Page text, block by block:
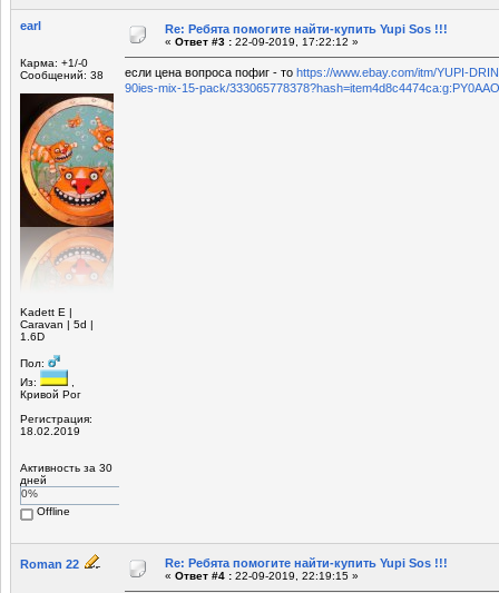
earl
Карма: +1/-0
Сообщений: 38
Kadett Е |
Caravan | 5d |
1.6D
Пол:
Из:
Кривой Рог
Регистрация:
18.02.2019
Активность за 30
дней
0%
Offline
Re: Ребята помогите найти-купить Yupi Sos !!!
« Ответ #3 : 22-09-2019, 17:22:12 »
если цена вопроса пофиг - то https://www.ebay.com/itm/YUPI-
90ies-mix-15-pack/
Roman 22 Re: Ребята помогите найти-купить Yupi Sos !!!
« Ответ #4 : 22-09-2019, 22:19:15 »